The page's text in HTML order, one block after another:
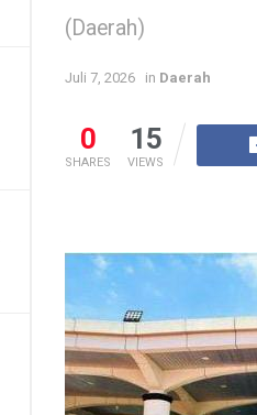
(Daerah)
Juli 7, 2026 in Daerah
0
SHARES
15
VIEWS